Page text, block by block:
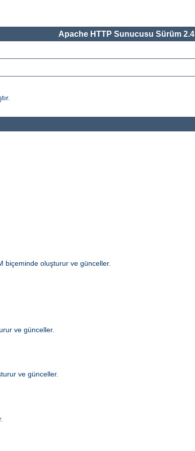
Apache HTTP Sunucusu Sürüm 2.4
biçeminde oluşturur ve günceller.
ve günceller.
ve günceller.